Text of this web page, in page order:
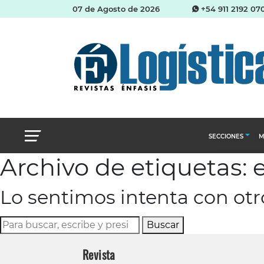
07 de Agosto de 2026 +54 911 2192
SECCIONES
Almacenes e
Archivo de etiquetas:
Lo sentimos intenta con
Buscar
Revista